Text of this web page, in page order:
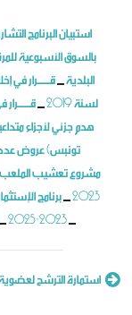
استبيان البرنامج
بالسوق الأسبوعية للمرة
البلدية_قـــــــرار
لسنة 2019
_
هدم جزئي لأجزاء
2023
_برنامج
2023-2025
_ _
استمارة الترشح
النتائج الأولية